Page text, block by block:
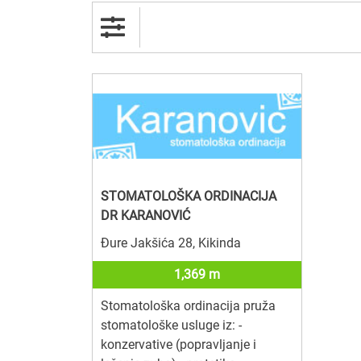
STOMATOLOŠKA ORDINACIJA
DR KARANOVIĆ
Đure Jakšića 28, Kikinda
1,369 m
Stomatološka ordinacija pruža
stomatološke usluge iz: -
konzervative (popravljanje i